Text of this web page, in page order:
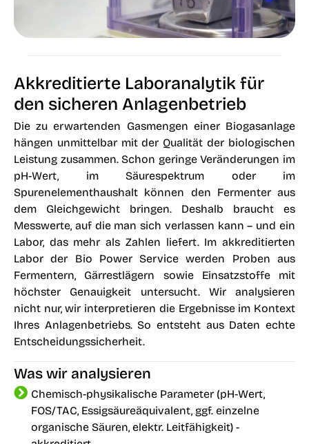
Akkreditierte Laboranalytik für
den sicheren Anlagenbetrieb
Die zu erwartenden Gasmengen einer Biogasanlage
hängen unmittelbar mit der Qualität der biologischen
Leistung zusammen. Schon geringe Veränderungen im
pH-Wert, im Säurespektrum oder im
Spurenelementhaushalt können den Fermenter aus
dem Gleichgewicht bringen. Deshalb braucht es
Messwerte, auf die man sich verlassen kann – und ein
Labor, das mehr als Zahlen liefert. Im akkreditierten
Labor der Bio Power Service werden Proben aus
Fermentern, Gärrestlägern sowie Einsatzstoffe mit
höchster Genauigkeit untersucht. Wir analysieren
nicht nur, wir interpretieren die Ergebnisse im Kontext
Ihres Anlagenbetriebs. So entsteht aus Daten echte
Entscheidungssicherheit.
Was wir analysieren
Chemisch-physikalische Parameter (pH-Wert,
FOS/TAC, Essigsäureäquivalent, ggf. einzelne
organische Säuren, elektr. Leitfähigkeit) -